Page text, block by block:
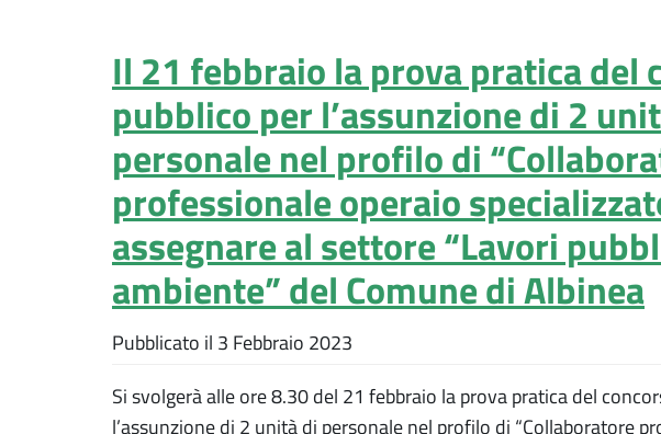
Il 21 febbraio la prova pratica del
pubblico per l’assunzione di 2
personale nel profilo di
professionale operaio
assegnare al settore “Lavori
ambiente” del Comune di Albinea
Pubblicato il 3 Febbraio 2023
Si svolgerà alle ore 8.30 del 21 febbraio la prova pratica del
l’assunzione di 2 unità di personale nel profilo di “Collaboratore